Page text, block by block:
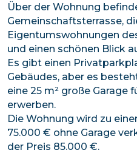
Über der Wohnung
Gemeinschaftsterrasse,
Eigentumswohnungen
und einen schönen Blick
Es gibt einen
Gebäudes, aber es
eine 25 m² große Garage
erwerben.
Die Wohnung wird zu
75.000 € ohne Garage
der Preis 85.000 €.